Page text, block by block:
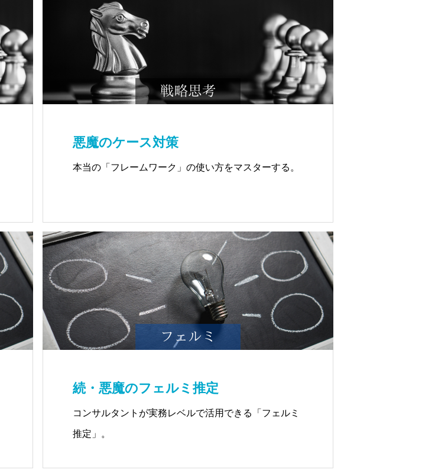
悪魔のケース対策
本当の「フレームワーク」の使い方をマスターする。
続・悪魔のフェルミ推定
コンサルタントが実務レベルで活用できる「フェルミ
推定」。